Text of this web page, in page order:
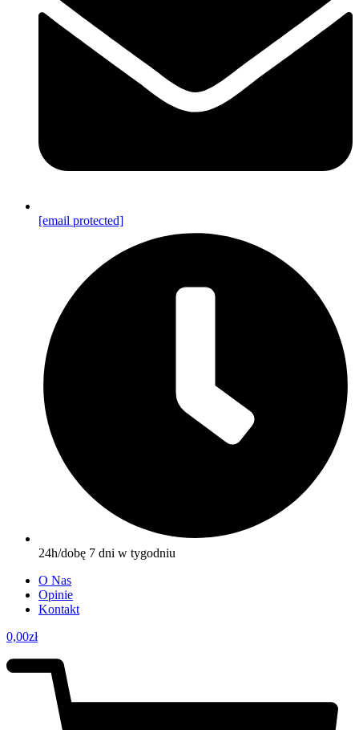
[email protected]
24h/dobę 7 dni w tygodniu
O Nas
Opinie
Kontakt
0,00zł